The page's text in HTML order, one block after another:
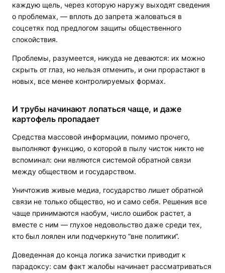
каждую щель, через которую наружу выходят сведения
о проблемах, — вплоть до запрета жаловаться в
соцсетях под предлогом защиты общественного
спокойствия.
Проблемы, разумеется, никуда не деваются: их можно
скрыть от глаз, но нельзя отменить, и они прорастают в
новых, все менее контролируемых формах.
И трубы начинают лопаться чаще, и даже
картофель пропадает
Средства массовой информации, помимо прочего,
выполняют функцию, о которой в пылу чисток никто не
вспоминал: они являются системой обратной связи
между обществом и государством.
Уничтожив живые медиа, государство лишет обратной
связи не только общество, но и само себя. Решения все
чаще принимаются наобум, число ошибок растет, а
вместе с ним — глухое недовольство даже среди тех,
кто был лоялен или подчеркнуто “вне политики“.
Доведенная до конца логика зачистки приводит к
парадоксу: сам факт жалобы начинает рассматриваться